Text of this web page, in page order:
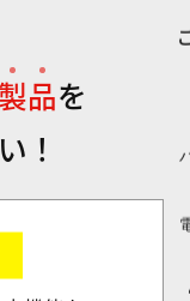
製品を
！